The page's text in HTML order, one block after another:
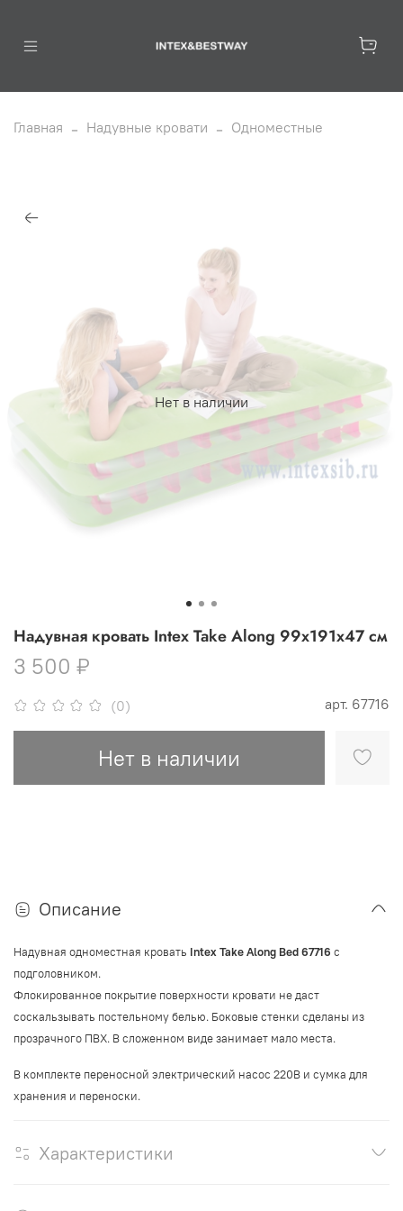
Главная Надувные кровати Одноместные
Нет в наличии
(0) арт. 67716
Надувная кровать Intex Take Along 99х191х47 см
3 500 ₽
Нет в наличии
Описание
Надувная одноместная кровать Intex Take Along Bed 67716 с
подголовником.
Флокированное покрытие поверхности кровати не даст
соскальзывать постельному белью. Боковые стенки сделаны из
прозрачного ПВХ. В сложенном виде занимает мало места.
В комплекте переносной электрический насос 220В и сумка для
хранения и переноски.
Характеристики